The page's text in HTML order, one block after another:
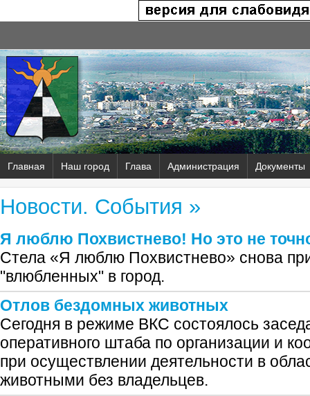
Главная Наш город Глава Администрация Документы
Новости. События »
Я люблю Похвистнево! Но это не
Стела «Я люблю Похвистнево» снова
"влюбленных" в город.
Отлов бездомных животных
Сегодня в режиме ВКС состоялось
оперативного штаба по организации и
при осуществлении деятельности в
животными без владельцев.